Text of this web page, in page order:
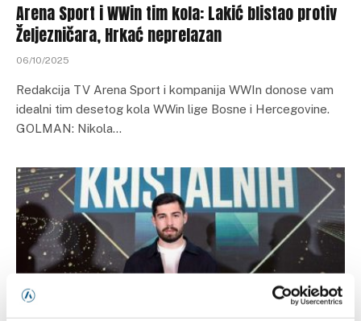
Arena Sport i WWin tim kola: Lakić blistao protiv
Željezničara, Hrkać neprelazan
06/10/2025
Redakcija TV Arena Sport i kompanija WWIn donose vam
idealni tim desetog kola WWin lige Bosne i Hercegovine.
GOLMAN: Nikola…